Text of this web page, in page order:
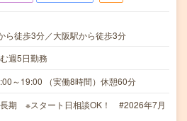
ら徒歩3分／大阪駅から徒歩3分
週5日勤務
～19:00 （実働8時間）休憩60分
長期 ※スタート日相談OK！ #2026年7月